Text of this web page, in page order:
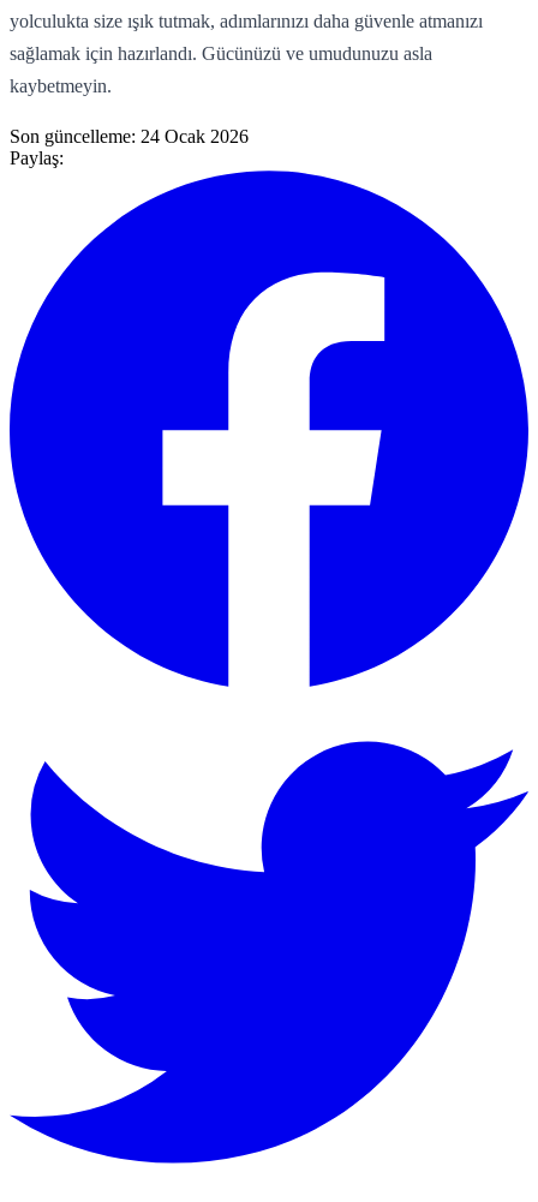
yolculukta size ışık tutmak, adımlarınızı daha güvenle atmanızı
sağlamak için hazırlandı. Gücünüzü ve umudunuzu asla
kaybetmeyin.
Son güncelleme: 24 Ocak 2026
Paylaş: